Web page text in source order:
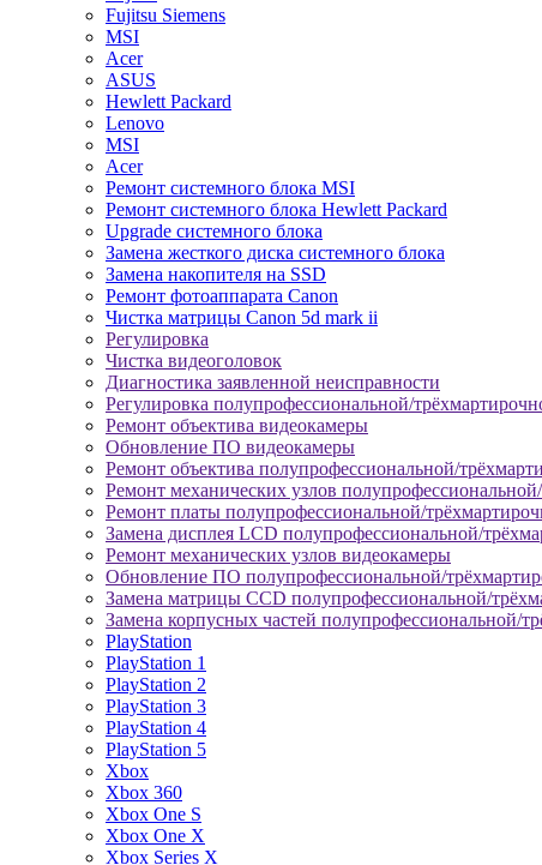
Fujitsu Siemens
MSI
Acer
ASUS
Hewlett Packard
Lenovo
MSI
Acer
Ремонт системного блока MSI
Ремонт системного блока Hewlett Packard
Upgrade системного блока
Замена жесткого диска системного блока
Замена накопителя на SSD
Ремонт фотоаппарата Canon
Чистка матрицы Canon 5d mark ii
Регулировка
Чистка видеоголовок
Диагностика заявленной неисправности
Регулировка полупрофессиональной/
Ремонт объектива видеокамеры
Обновление ПО видеокамеры
Ремонт объектива полупрофессиональной/
Ремонт механических узлов
Ремонт платы полупрофессиональной/
Замена дисплея LCD полупрофессиональной/
Ремонт механических узлов видеокамеры
Обновление ПО полупрофессиональной/
Замена матрицы CCD полупрофессиональной/
Замена корпусных частей полупрофессиональной/
PlayStation
PlayStation 1
PlayStation 2
PlayStation 3
PlayStation 4
PlayStation 5
Xbox
Xbox 360
Xbox One S
Xbox One X
Xbox Series X